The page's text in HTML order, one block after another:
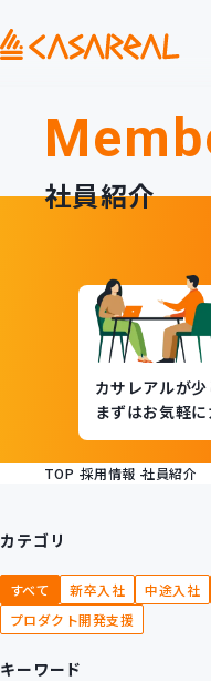
会社紹介資料
よくある質問
社員紹介
数字で見るカサレアル
求人
社員紹介
カサレアルが
まずはお気軽
TOP 採用情報 社員紹介
カテゴリ
すべて 新卒入社 中途入社
プロダクト開発支援
キーワード